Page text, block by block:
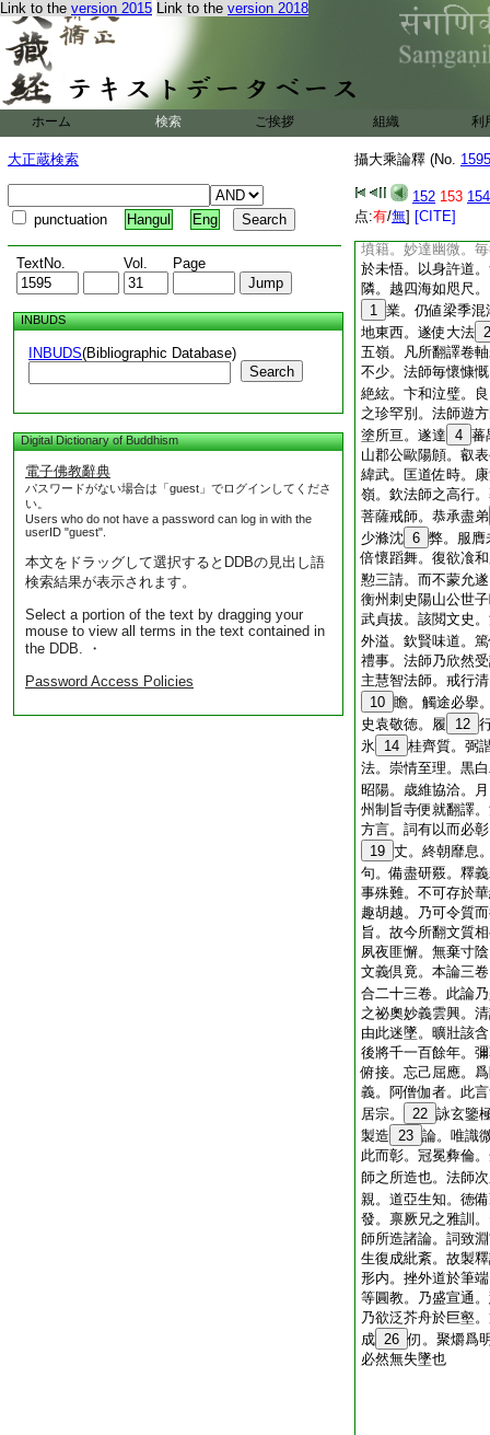
Link to the version 2015 Link to the version 2018
ホーム 検索 ご挨拶 組織 利
大正蔵検索
punctuation Hangul Eng
TextNo. Vol. Page
INBUDS
INBUDS(Bibliographic Database)
Search
Digital Dictionary of Buddhism
電子佛教辭典
パスワードがない場合は「guest」でログインしてくださ
い。
Users who do not have a password can log in with the
userID "guest".
本文をドラッグして選択するとDDBの見出し語
検索結果が表示されます。
Select a portion of the text by dragging your
mouse to view all terms in the text contained in
the DDB. ・
Password Access Policies
攝大乘論釋 (No.
152 153 154
点:有/無] [CITE]
謬得齒 11
跡學徒
年所。名師勝友。
無術。尋波討源。
國婆羅門種。姓頗羅
才高 14 傑。神辯
少遊諸國。歴事衆
苞四韋於懷抱。呑
貫練五部。研究大
墳籍。妙達幽微。
於未悟。以身許道
隣。越四海如咫尺
1 業。仍値梁季
地東西。遂使大法 2
五嶺。凡所翻譯卷
不少。法師毎懷慷
絶絃。卞和泣璧。
之珍罕別。法師遊
塗所亘。遂達 4 蕃
山郡公歐陽頠。叡
緯武。匡道佐時。
嶺。欽法師之高行
菩薩戒師。恭承盡弟
少滌沈 6 弊。服膺
倍懷蹈舞。復欲飡
懃三請。而不蒙允
衡州刺史陽山公世
武貞拔。該閲文史
外溢。欽賢味道。
禮事。法師乃欣然
主慧智法師。戒行
10 瞻。觸途必擧
史袁敬徳。履
12
氷 14 桂齊質。弼
法。崇情至理。黒
昭陽。歳維協洽。
州制旨寺便就翻譯
方言。詞有以而必
19 丈。終朝靡息
句。備盡研覈。釋
事殊難。不可存於
趣胡越。乃可令質
旨。故今所翻文質
夙夜匪懈。無棄寸
文義倶竟。本論三
合二十三卷。此論
之祕奧妙義雲興。
由此迷墜。曠壯該
後將千一百餘年。
俯接。忘己屈應。
義。阿僧伽者。此
居宗。
22 詠玄鑒
製造 23 論。唯識
此而彰。冠冕彜倫
師之所造也。法師
親。道亞生知。徳
發。禀厥兄之雅訓
師所造諸論。詞致
生復成紕紊。故製
形内。挫外道於筆
等圓教。乃盛宣通
乃欲泛芥舟於巨壑
成 26 仞。聚爝爲
必然無失墜也